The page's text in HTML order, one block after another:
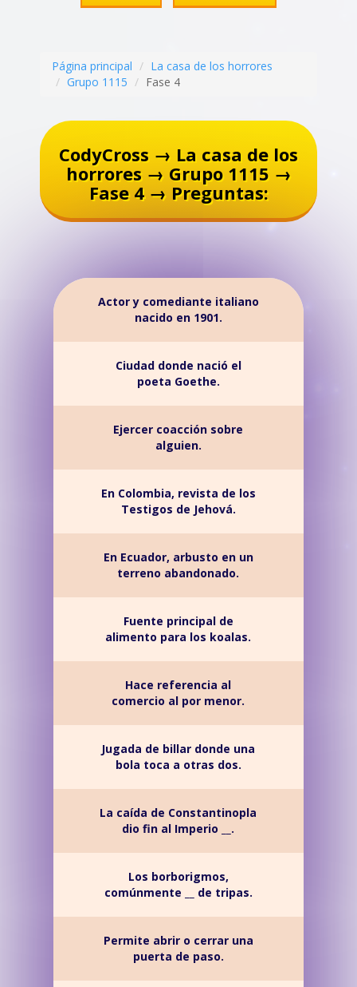
Página principal
La casa de los horrores
Grupo 1115
Fase 4
CodyCross → La casa de los
horrores → Grupo 1115 →
Fase 4 → Preguntas:
Actor y comediante italiano
nacido en 1901.
Ciudad donde nació el
poeta Goethe.
Ejercer coacción sobre
alguien.
En Colombia, revista de los
Testigos de Jehová.
En Ecuador, arbusto en un
terreno abandonado.
Fuente principal de
alimento para los koalas.
Hace referencia al
comercio al por menor.
Jugada de billar donde una
bola toca a otras dos.
La caída de Constantinopla
dio fin al Imperio __.
Los borborigmos,
comúnmente __ de tripas.
Permite abrir o cerrar una
puerta de paso.